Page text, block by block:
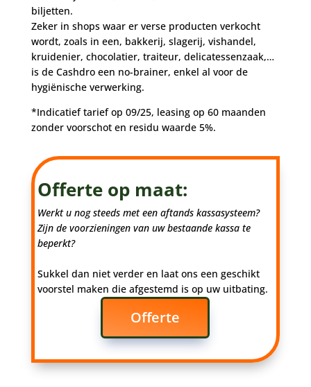
biljetten.
Zeker in shops waar er verse producten verkocht
wordt, zoals in een, bakkerij, slagerij, vishandel,
kruidenier, chocolatier, traiteur, delicatessenzaak,…
is de Cashdro een no-brainer, enkel al voor de
hygiënische verwerking.
*Indicatief tarief op 09/25, leasing op 60 maanden
zonder voorschot en residu waarde 5%.
Offerte op maat:
Werkt u nog steeds met een aftands kassasysteem?
Zijn de voorzieningen van uw bestaande kassa te
beperkt?
Sukkel dan niet verder en laat ons een geschikt
voorstel maken die afgestemd is op uw uitbating.
Offerte